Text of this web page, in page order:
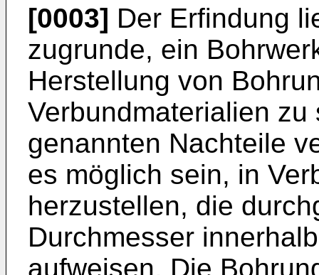
[0003] Der Erfindung
zugrunde, ein
Herstellung von
Verbundmaterialien
genannten Nachteile
es möglich sein, in
herzustellen, die
Durchmesser
aufweisen. Die